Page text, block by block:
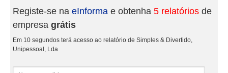
Registe-se na eInforma e obtenha 5 relatórios de
empresa grátis
Em 10 segundos terá acesso ao relatório de Simples & Divertido,
Unipessoal, Lda